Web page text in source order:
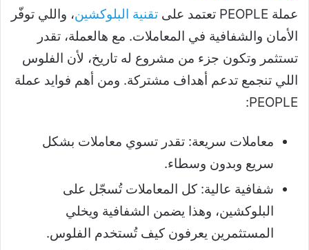
عملة PEOPLE تعتمد على تقنية البلوكشين، واللي توفّر
الأمان والشفافية في المعاملات. مع هالعملة، تقدر
تستثمر وتكون جزء من مشروع له تاريخ، لأن الفلوس
اللي تنجمع تدعم أهداف مشتركة. ومن أهم فوايد عملة
PEOPLE:
معاملات سريعة: تقدر تسوي معاملات بشكل
سريع وبدون وسطاء.
شفافية عالية: كل المعاملات تُسجّل على
البلوكشين، وهذا يضمن الشفافية ويخلي
المستثمرين يعرفون كيف تُستخدم الفلوس.